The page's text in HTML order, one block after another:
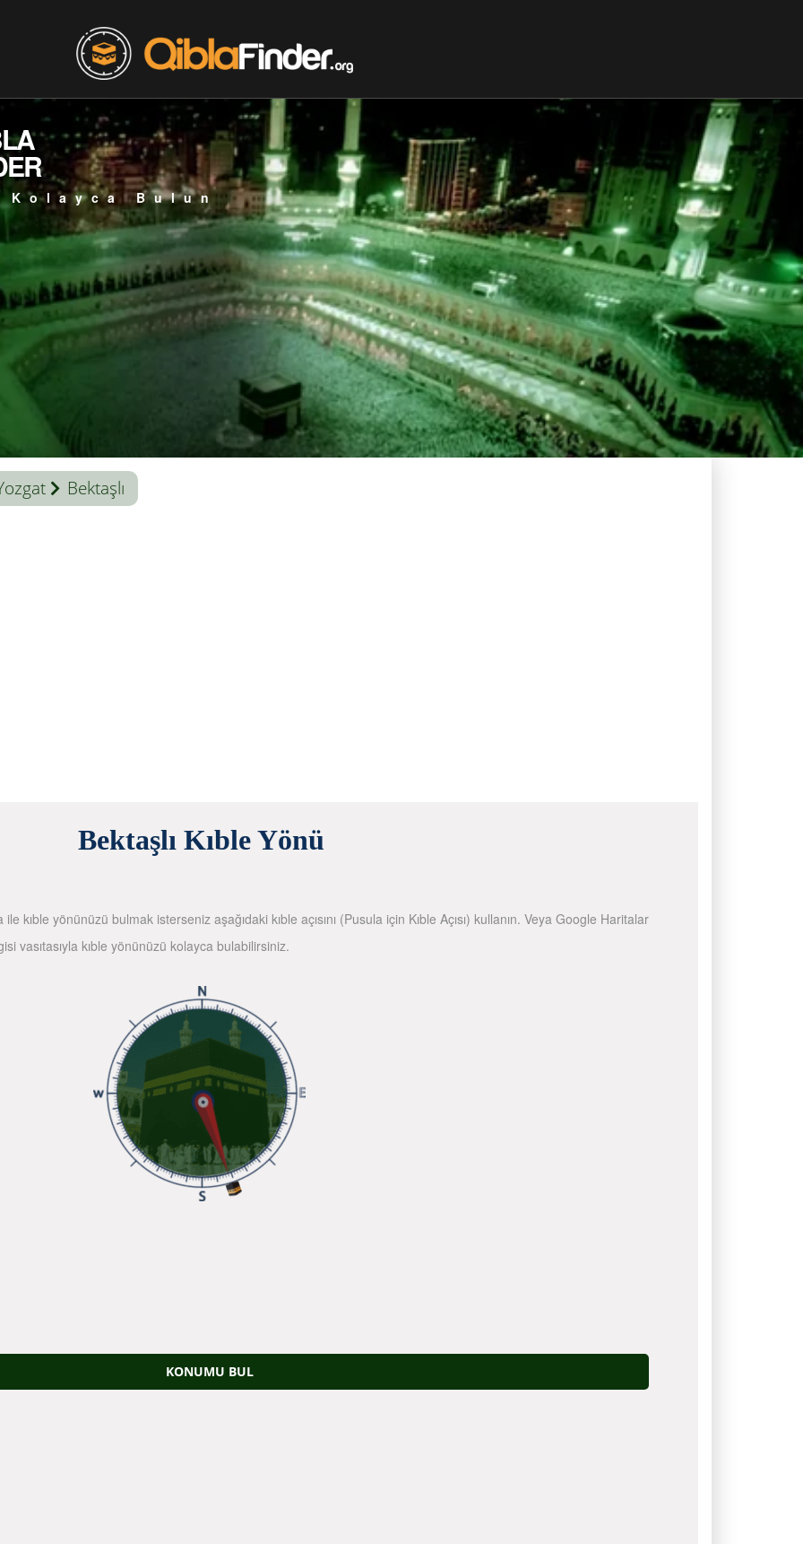
Kolayca Bulun
Bektaşlı
Bektaşlı Kıble Yönü
kıble yönünüzü bulmak isterseniz aşağıdaki kıble açısını (Pusula için Kıble Açısı) kullanın. Veya Google Haritalar
vasıtasıyla kıble yönünüzü kolayca bulabilirsiniz.
KONUMU BUL